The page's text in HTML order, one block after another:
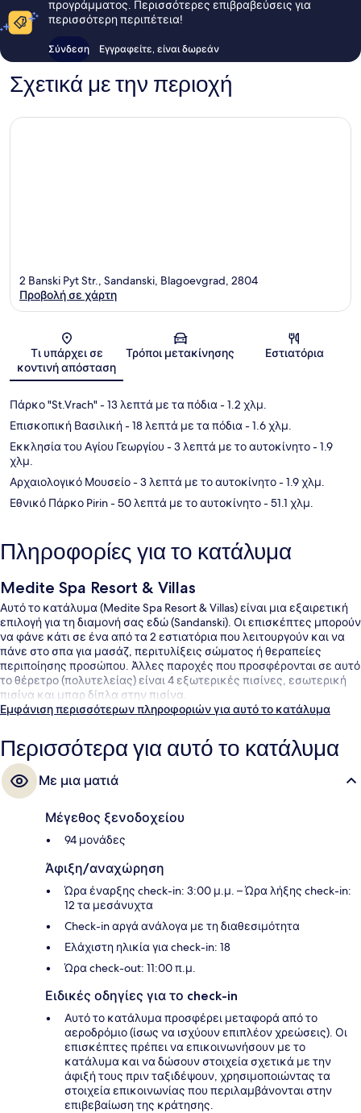
προγράμματος. Περισσότερες επιβραβεύσεις για
περισσότερη περιπέτεια!
Σύνδεση Εγγραφείτε, είναι δωρεάν
Σχετικά με την περιοχή
Χάρτης
2 Banski Pyt Str., Sandanski, Blagoevgrad, 2804
Προβολή σε χάρτη
Τι υπάρχει σε
κοντινή απόσταση
Τρόποι μετακίνησης Εστιατόρια
Πάρκο "St.Vrach"- 13 λεπτά με τα πόδια- 1.2 χλμ.
Επισκοπική Βασιλική- 18 λεπτά με τα πόδια- 1.6 χλμ.
Εκκλησία του Αγίου Γεωργίου - 3 λεπτά με το αυτοκίνητο- 1.9
χλμ.
Αρχαιολογικό Μουσείο- 3 λεπτά με το αυτοκίνητο- 1.9 χλμ.
Εθνικό Πάρκο Pirin- 50 λεπτά με το αυτοκίνητο- 51.1 χλμ.
Πληροφορίες για το κατάλυμα
Medite Spa Resort & Villas
Αυτό το κατάλυμα (Medite Spa Resort & Villas) είναι μια εξαιρετική
επιλογή για τη διαμονή σας εδώ (Sandanski). Οι επισκέπτες μπορούν
να φάνε κάτι σε ένα από τα 2 εστιατόρια που λειτουργούν και να
πάνε στο σπα για μασάζ, περιτυλίξεις σώματος ή θεραπείες
περιποίησης προσώπου. Άλλες παροχές που προσφέρονται σε αυτό
το θέρετρο (πολυτελείας) είναι 4 εξωτερικές πισίνες, εσωτερική
πισίνα και μπαρ δίπλα στην πισίνα.
Εμφάνιση περισσότερων πληροφοριών για αυτό το κατάλυμα
Περισσότερα για αυτό το κατάλυμα
Με μια ματιά
Μέγεθος ξενοδοχείου
94 μονάδες
Άφιξη/αναχώρηση
Ώρα έναρξης check-in: 3:00 μ.μ. – Ώρα λήξης check-in:
12 τα μεσάνυχτα
Check-in αργά ανάλογα με τη διαθεσιμότητα
Ελάχιστη ηλικία για check-in: 18
Ώρα check-out: 11:00 π.μ.
Ειδικές οδηγίες για το check-in
Αυτό το κατάλυμα προσφέρει μεταφορά από το
αεροδρόμιο (ίσως να ισχύουν επιπλέον χρεώσεις). Οι
επισκέπτες πρέπει να επικοινωνήσουν με το
κατάλυμα και να δώσουν στοιχεία σχετικά με την
άφιξή τους πριν ταξιδέψουν, χρησιμοποιώντας τα
στοιχεία επικοινωνίας που περιλαμβάνονται στην
επιβεβαίωση της κράτησης.